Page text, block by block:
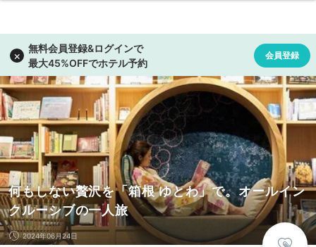
何もしない贅沢を「箱根 ゆとわ」で。オールイン
クルーシブの一人旅
2024年06月24日